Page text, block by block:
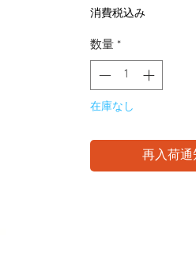
消費税込み
数量 *
在庫なし
再入荷